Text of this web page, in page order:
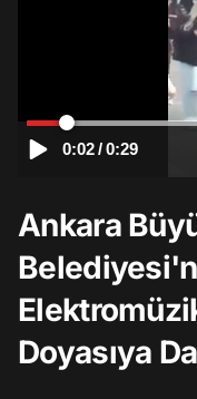
0:02/0:29
Ankara
Doyasıya